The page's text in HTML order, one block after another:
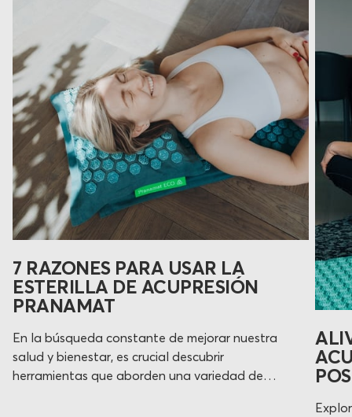
7 RAZONES PARA USAR LA
ESTERILLA DE ACUPRESIÓN
PRANAMAT
En la búsqueda constante de mejorar nuestra
salud y bienestar, es crucial descubrir
herramientas que aborden una variedad de